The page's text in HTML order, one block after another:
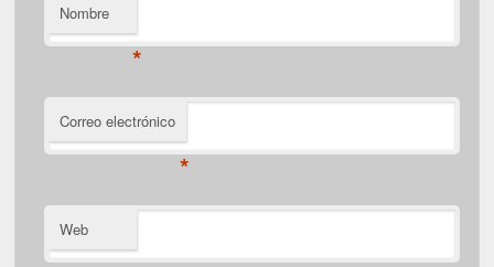
Nombre
*
Correo electrónico
*
Web